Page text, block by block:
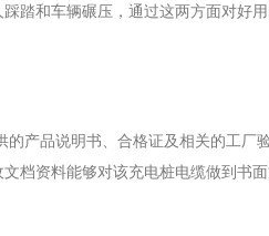
踏和车辆碾压，通过这两方面对好
产品说明书、合格证及相关的工厂
档资料能够对该充电桩电缆做到书